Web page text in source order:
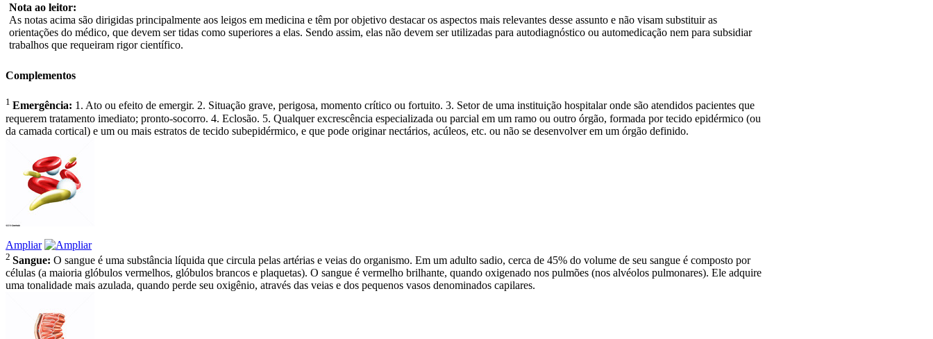
Nota ao leitor:
As notas acima são dirigidas principalmente aos leigos em medicina e têm por objetivo destacar os aspectos mais relevantes desse assunto e não visam substituir as
orientações do médico, que devem ser tidas como superiores a elas. Sendo assim, elas não devem ser utilizadas para autodiagnóstico ou automedicação nem para subsidiar
trabalhos que requeiram rigor científico.
Complementos
1 Emergência: 1. Ato ou efeito de emergir. 2. Situação grave, perigosa, momento crítico ou fortuito. 3. Setor de uma instituição hospitalar onde são atendidos pacientes que
requerem tratamento imediato; pronto-socorro. 4. Eclosão. 5. Qualquer excrescência especializada ou parcial em um ramo ou outro órgão, formada por tecido epidérmico (ou
da camada cortical) e um ou mais estratos de tecido subepidérmico, e que pode originar nectários, acúleos, etc. ou não se desenvolver em um órgão definido.
Ampliar
2 Sangue: O sangue é uma substância líquida que circula pelas artérias e veias do organismo. Em um adulto sadio, cerca de 45% do volume de seu sangue é composto por
células (a maioria glóbulos vermelhos, glóbulos brancos e plaquetas). O sangue é vermelho brilhante, quando oxigenado nos pulmões (nos alvéolos pulmonares). Ele adquire
uma tonalidade mais azulada, quando perde seu oxigênio, através das veias e dos pequenos vasos denominados capilares.